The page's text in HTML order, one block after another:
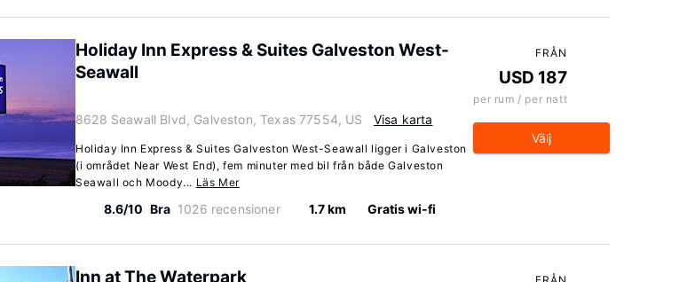
Holiday Inn Express & Suites Galveston West-
Seawall
8628 Seawall Blvd, Galveston, Texas 77554, US Visa karta
Holiday Inn Express & Suites Galveston West-Seawall ligger i Galveston
(i området Near West End), fem minuter med bil från både Galveston
Seawall och Moody... Läs Mer
8.6/10 Bra 1026 recensioner 1.7 km Gratis wi-fi
FRÅN
USD 187
per rum / per natt
Välj
Inn at The Waterpark